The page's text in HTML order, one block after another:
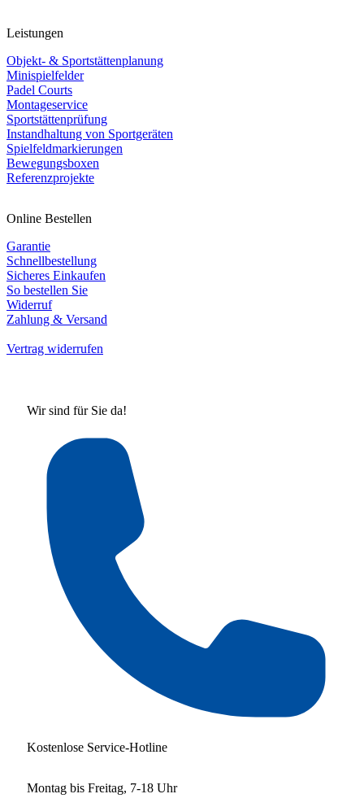
Leistungen
Objekt- & Sportstättenplanung
Minispielfelder
Padel Courts
Montageservice
Sportstättenprüfung
Instandhaltung von Sportgeräten
Spielfeldmarkierungen
Bewegungsboxen
Referenzprojekte
Online Bestellen
Garantie
Schnellbestellung
Sicheres Einkaufen
So bestellen Sie
Widerruf
Zahlung & Versand
Vertrag widerrufen
Wir sind für Sie da!
Kostenlose Service-Hotline
Montag bis Freitag, 7-18 Uhr